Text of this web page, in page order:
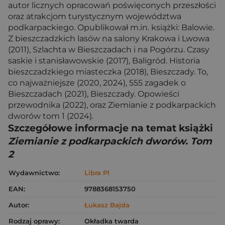
autor licznych opracowań poświęconych przeszłości
oraz atrakcjom turystycznym województwa
podkarpackiego. Opublikował m.in. książki: Balowie.
Z bieszczadzkich lasów na salony Krakowa i Lwowa
(2011), Szlachta w Bieszczadach i na Pogórzu. Czasy
saskie i stanisławowskie (2017), Baligród. Historia
bieszczadzkiego miasteczka (2018), Bieszczady. To,
co najważniejsze (2020, 2024), 555 zagadek o
Bieszczadach (2021), Bieszczady. Opowieści
przewodnika (2022), oraz Ziemianie z podkarpackich
dworów tom 1 (2024).
Szczegółowe informacje na temat książki
Ziemianie z podkarpackich dworów. Tom
2
Wydawnictwo:
Libra Pl
EAN:
9788368153750
Autor:
Łukasz Bajda
Rodzaj oprawy:
Okładka twarda